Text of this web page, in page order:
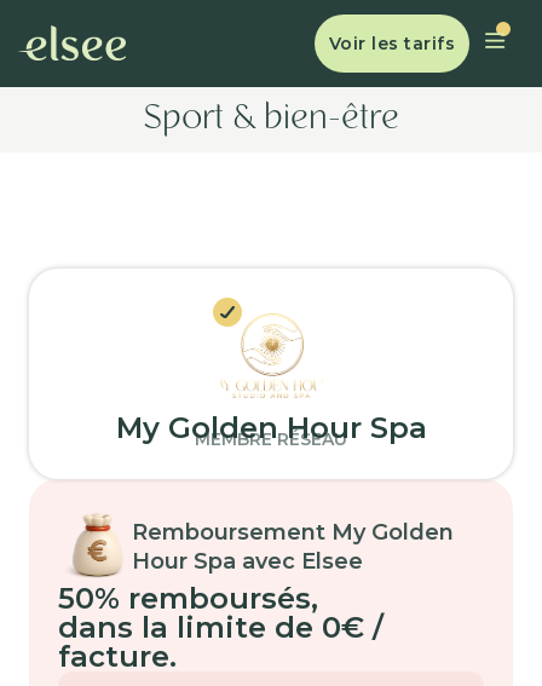
Voir les tarifs
Sport & bien-être
My Golden Hour Spa
MEMBRE RÉSEAU
Remboursement My Golden
Hour Spa avec Elsee
50% remboursés,
dans la limite de 0€ /
facture.